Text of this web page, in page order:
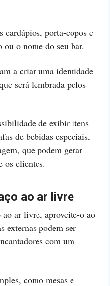
cardápios, porta-copos e
o nome do seu bar.
a criar uma identidade
será lembrada pelos
de exibir itens
de bebidas especiais,
que podem gerar
os clientes.
ao ar livre
ao ar livre, aproveite-o ao
externas podem ser
com um
como mesas e